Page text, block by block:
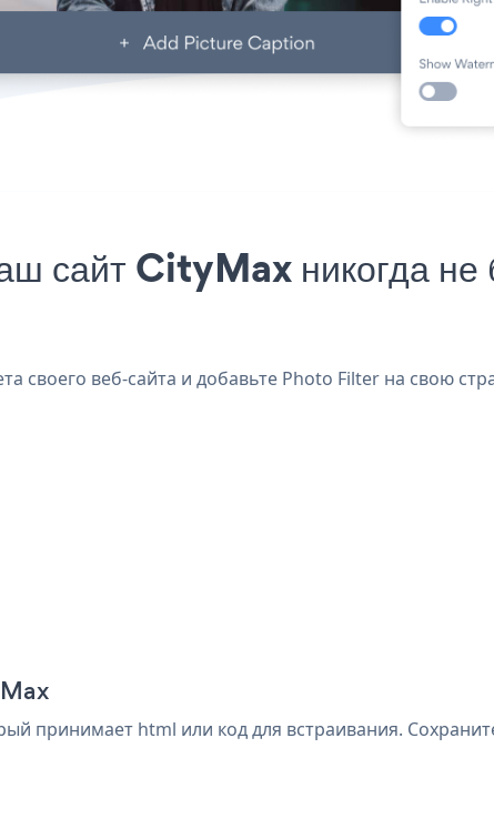
сайт CityMax никогда не
своего веб-сайта и добавьте Photo Filter на свою
принимает html или код для встраивания.